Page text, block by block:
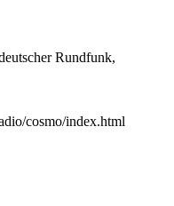
Rundfunk,
cosmo/index.html